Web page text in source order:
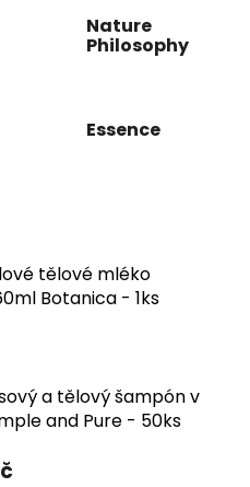
Nature
Philosophy
Essence
tělové mléko
Botanica - 1ks
a tělový šampón v
and Pure - 50ks